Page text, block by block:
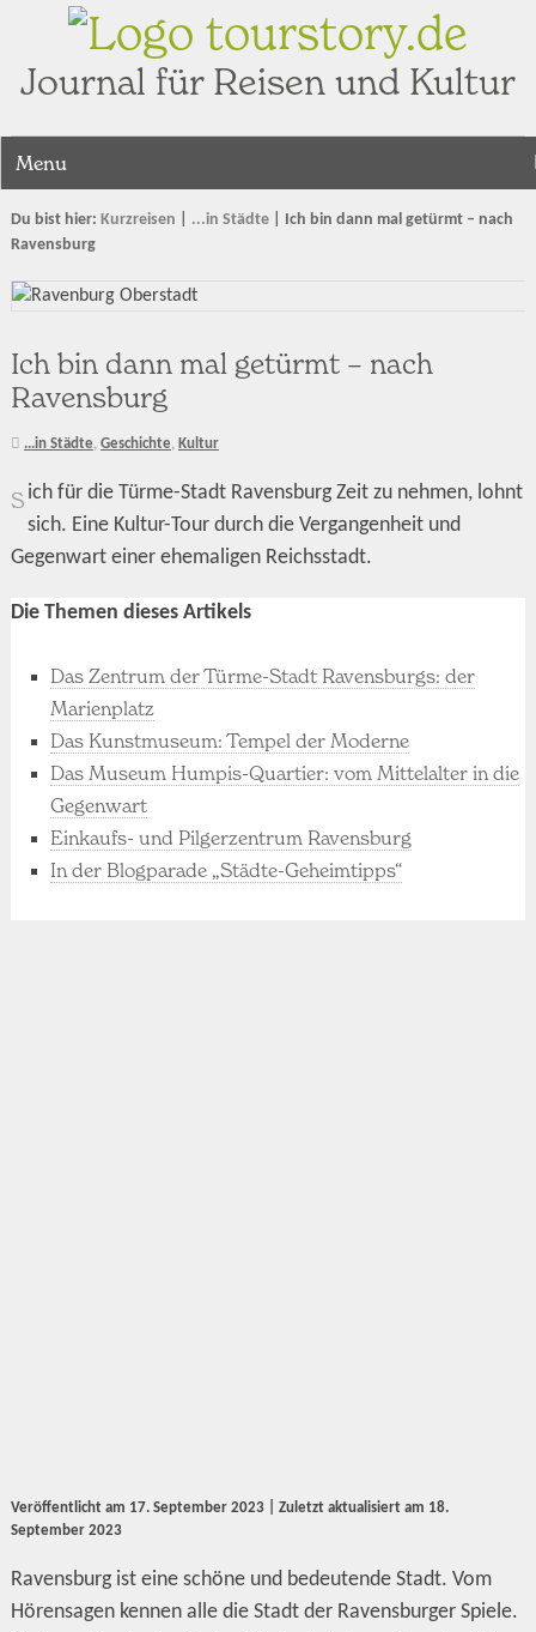
tourstory.de
Journal für Reisen und Kultur
Menu
Du bist hier: Kurzreisen ...in Städte| Ich bin dann mal getürmt – nach
Ravensburg
Ich bin dann mal getürmt – nach
Ravensburg
...in Städte, Geschichte, Kultur
S ich für die Türme-Stadt Ravensburg Zeit zu nehmen, lohnt
sich. Eine Kultur-Tour durch die Vergangenheit und
Gegenwart einer ehemaligen Reichsstadt.
Die Themen dieses Artikels
Das Zentrum der Türme-Stadt Ravensburgs: der
Marienplatz
Das Kunstmuseum: Tempel der Moderne
Das Museum Humpis-Quartier: vom Mittelalter in die
Gegenwart
Einkaufs- und Pilgerzentrum Ravensburg
In der Blogparade „Städte-Geheimtipps“
Veröffentlicht am 17. September 2023| Zuletzt aktualisiert am 18.
September 2023
Ravensburg ist eine schöne und bedeutende Stadt. Vom
Hörensagen kennen alle die Stadt der Ravensburger Spiele.